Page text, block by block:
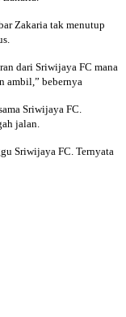
Zakaria tak menutup
dari Sriwijaya FC mana
ambil,” bebernya
Sriwijaya FC.
jalan.
Sriwijaya FC. Ternyata